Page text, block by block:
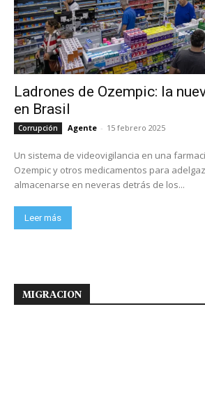
Ladrones de Ozempic: la
en Brasil
Corrupción Agente - 15 febrero 2025
Un sistema de videovigilancia en una
Ozempic y otros medicamentos para
almacenarse en neveras detrás de los...
Leer más
MIGRACION